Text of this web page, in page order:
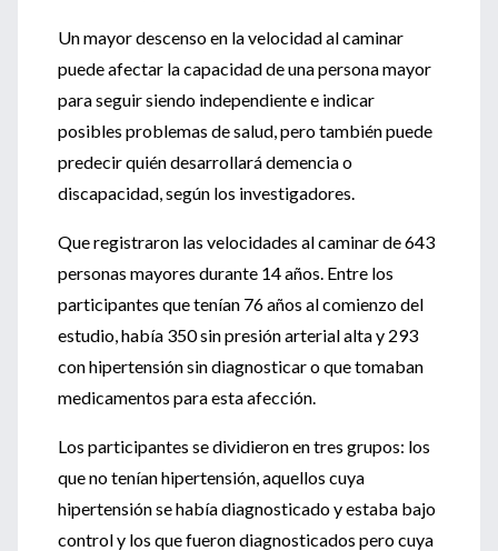
Un mayor descenso en la velocidad al caminar
puede afectar la capacidad de una persona mayor
para seguir siendo independiente e indicar
posibles problemas de salud, pero también puede
predecir quién desarrollará demencia o
discapacidad, según los investigadores.
Que registraron las velocidades al caminar de 643
personas mayores durante 14 años. Entre los
participantes que tenían 76 años al comienzo del
estudio, había 350 sin presión arterial alta y 293
con hipertensión sin diagnosticar o que tomaban
medicamentos para esta afección.
Los participantes se dividieron en tres grupos: los
que no tenían hipertensión, aquellos cuya
hipertensión se había diagnosticado y estaba bajo
control y los que fueron diagnosticados pero cuya